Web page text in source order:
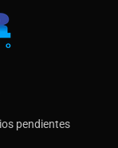
pendientes